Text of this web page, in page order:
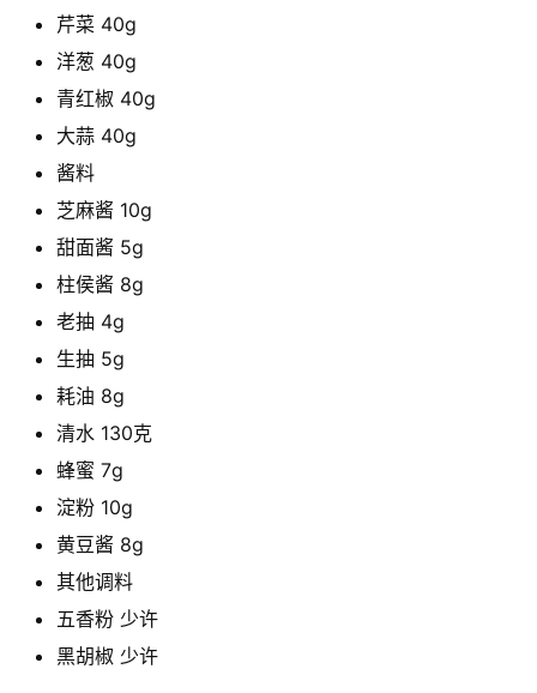
芹菜 40g
洋葱 40g
青红椒 40g
大蒜 40g
酱料
芝麻酱 10g
甜面酱 5g
柱侯酱 8g
老抽 4g
生抽 5g
耗油 8g
清水 130克
蜂蜜 7g
淀粉 10g
黄豆酱 8g
其他调料
五香粉 少许
黑胡椒 少许